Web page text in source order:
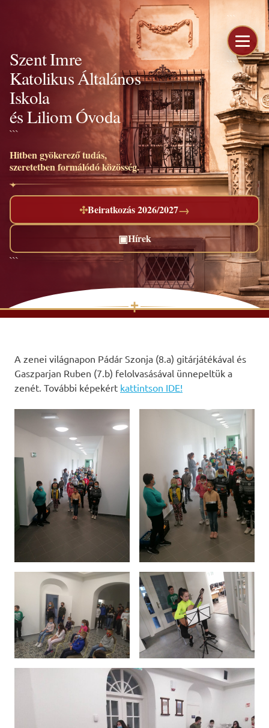
```
```
Szent Imre
Katolikus Általános
Iskola
és Liliom Óvoda
```
Hitben gyökerező tudás,
szeretetben formálódó közösség.
✣Beiratkozás 2026/2027→
▣Hírek
```
✝
A zenei világnapon Pádár Szonja (8.a) gitárjátékával és
Gaszparjan Ruben (7.b) felolvasásával ünnepeltük a
zenét. További képekért kattintson IDE!